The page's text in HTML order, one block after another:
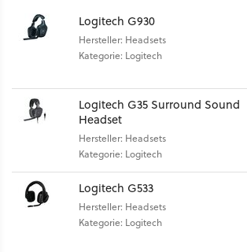
Logitech G930
Hersteller: Headsets
Kategorie: Logitech
Logitech G35 Surround Sound
Headset
Hersteller: Headsets
Kategorie: Logitech
Logitech G533
Hersteller: Headsets
Kategorie: Logitech